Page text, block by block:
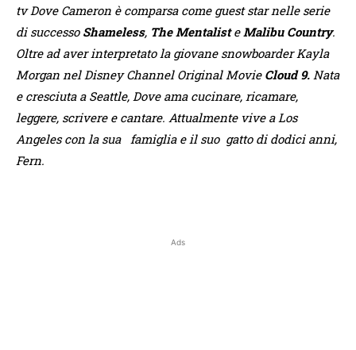
tv Dove Cameron è comparsa come guest star nelle serie
di successo Shameless, The Mentaliste Malibu Country.
Oltre ad aver interpretato la giovane snowboarder Kayla
Morgan nel Disney Channel Original Movie Cloud 9. Nata
e cresciuta a Seattle, Dove ama cucinare, ricamare,
leggere, scrivere e cantare. Attualmente vive a Los
Angeles con la sua famiglia e il suo gatto di dodici anni,
Fern.
Ads